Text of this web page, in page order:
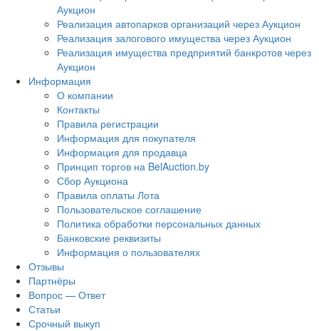
Аукцион
Реализация автопарков организаций через Аукцион
Реализация залогового имущества через Аукцион
Реализация имущества предприятий банкротов через
Аукцион
Информация
О компании
Контакты
Правила регистрации
Информация для покупателя
Информация для продавца
Принцип торгов на BelAuction.by
Сбор Аукциона
Правила оплаты Лота
Пользовательское соглашение
Политика обработки персональных данных
Банковские реквизиты
Информация о пользователях
Отзывы
Партнёры
Вопрос — Ответ
Статьи
Срочный выкуп